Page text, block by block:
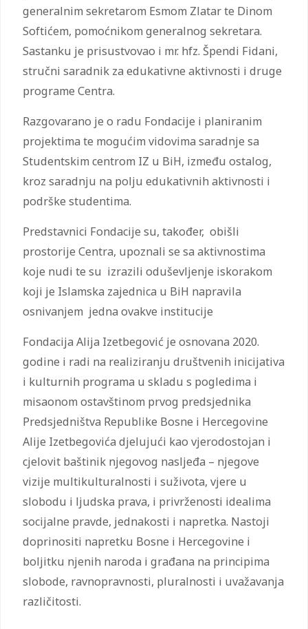
generalnim sekretarom Esmom Zlatar te Dinom
Softićem, pomoćnikom generalnog sekretara.
Sastanku je prisustvovao i mr. hfz. Špendi Fidani,
stručni saradnik za edukativne aktivnosti i druge
programe Centra.
Razgovarano je o radu Fondacije i planiranim
projektima te mogućim vidovima saradnje sa
Studentskim centrom IZ u BiH, između ostalog,
kroz saradnju na polju edukativnih aktivnosti i
podrške studentima.
Predstavnici Fondacije su, također, obišli
prostorije Centra, upoznali se sa aktivnostima
koje nudi te su izrazili oduševljenje iskorakom
koji je Islamska zajednica u BiH napravila
osnivanjem jedna ovakve institucije
Fondacija Alija Izetbegović je osnovana 2020.
godine i radi na realiziranju društvenih inicijativa
i kulturnih programa u skladu s pogledima i
misaonom ostavštinom prvog predsjednika
Predsjedništva Republike Bosne i Hercegovine
Alije Izetbegovića djelujući kao vjerodostojan i
cjelovit baštinik njegovog nasljeđa – njegove
vizije multikulturalnosti i suživota, vjere u
slobodu i ljudska prava, i privrženosti idealima
socijalne pravde, jednakosti i napretka. Nastoji
doprinositi napretku Bosne i Hercegovine i
boljitku njenih naroda i građana na principima
slobode, ravnopravnosti, pluralnosti i uvažavanja
različitosti.